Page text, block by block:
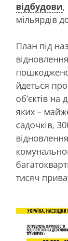
відбудови,
мільярдів
План під
йдеться
об’єктів на
яких –
садочків,
тисяч